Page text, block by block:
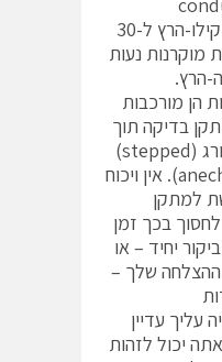
emissions) נעות בין 9 קילו-הרץ ל-30
מוקרנות נעות
הן מורכבות
בדיקה תוך
שימוש במקלט EMI מדורג (stepped)
בתוך תא ללא-הד (anechoic). אין ויכוח
למתקן
בכך זמן
יחיד – או
ההצלחה שלך –
עליך עדיין
יכול לזהות